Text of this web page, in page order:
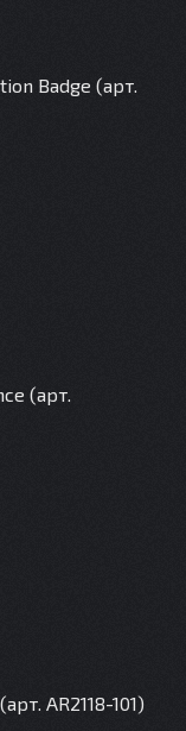
Badge (арт.
(арт.
AR2118-101)